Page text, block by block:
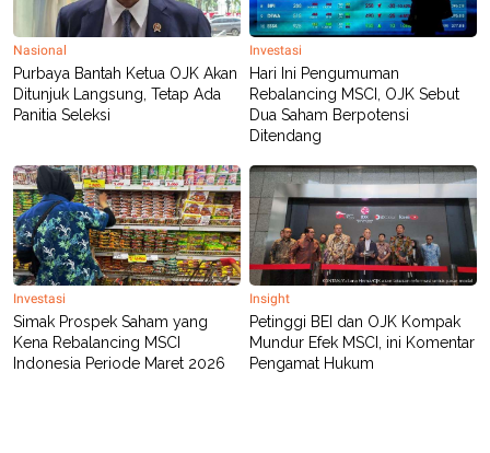
Nasional
Purbaya Bantah Ketua OJK Akan
Ditunjuk Langsung, Tetap Ada
Panitia Seleksi
Investasi
Hari Ini Pengumuman
Rebalancing MSCI, OJK Sebut
Dua Saham Berpotensi
Ditendang
Investasi
Simak Prospek Saham yang
Kena Rebalancing MSCI
Indonesia Periode Maret 2026
Insight
Petinggi BEI dan OJK Kompak
Mundur Efek MSCI, ini Komentar
Pengamat Hukum